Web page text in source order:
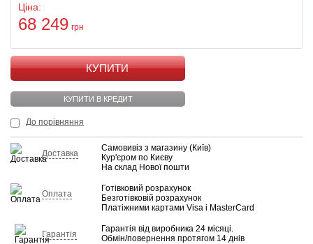
Ціна:
68 249 грн
КУПИТИ
КУПИТИ В КРЕДИТ
До порівняння
Доставка
Самовивіз з магазину (Київ)
Кур'єром по Києву
На склад Нової пошти
Оплата
Готівковий розрахунок
Безготівковій розрахунок
Платіжними картами Visa і MasterCard
Гарантія
Гарантія від виробника 24 місяці.
Обмін/повернення протягом 14 днів